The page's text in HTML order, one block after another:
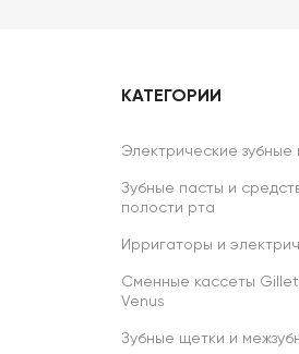
КАТЕГОРИИ
Электрические зубные
Зубные пасты и
полости рта
Ирригаторы и
Сменные кассеты
Venus
Зубные щетки и